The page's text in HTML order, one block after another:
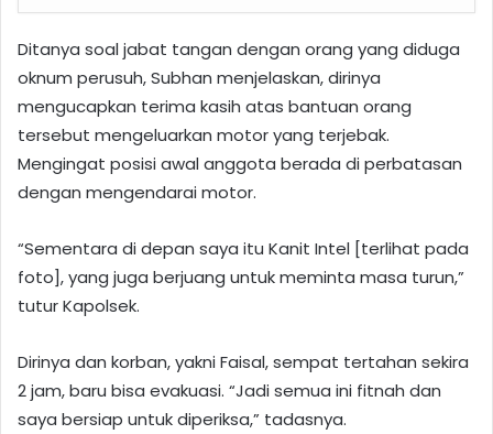
Ditanya soal jabat tangan dengan orang yang diduga
oknum perusuh, Subhan menjelaskan, dirinya
mengucapkan terima kasih atas bantuan orang
tersebut mengeluarkan motor yang terjebak.
Mengingat posisi awal anggota berada di perbatasan
dengan mengendarai motor.
“Sementara di depan saya itu Kanit Intel [terlihat pada
foto], yang juga berjuang untuk meminta masa turun,”
tutur Kapolsek.
Dirinya dan korban, yakni Faisal, sempat tertahan sekira
2 jam, baru bisa evakuasi. “Jadi semua ini fitnah dan
saya bersiap untuk diperiksa,” tadasnya.